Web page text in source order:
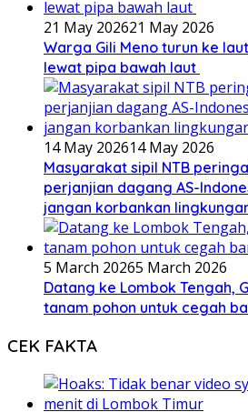
21 May 202621 May 2026
Warga Gili Meno turun ke
lewat pipa bawah laut
14 May 202614 May 2026
Masyarakat sipil NTB
perjanjian dagang AS-
jangan korbankan
5 March 20265 March 2026
Datang ke Lombok Tengah,
tanam pohon untuk cegah
CEK FAKTA